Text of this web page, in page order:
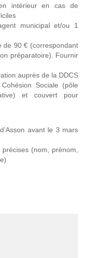
intérieur en cas de
municipal et/ou 1
de 90 € (correspondant
préparatoire). Fournir
auprès de la DDCS
Sociale (pôle
et couvert pour
avant le 3 mars
(nom, prénom,